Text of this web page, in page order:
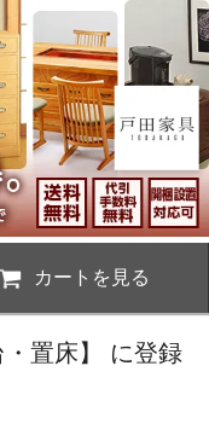
カートを見る
・置床】 に登録